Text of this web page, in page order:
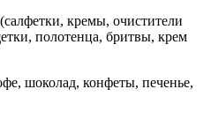
кремы, очистители
полотенца, бритвы, крем
шоколад, конфеты, печенье,